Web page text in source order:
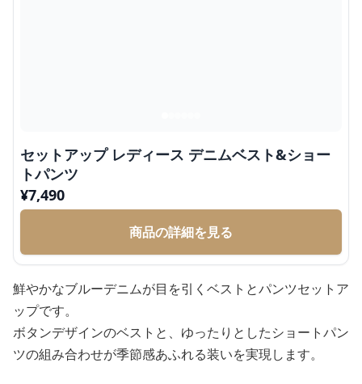
セットアップ レディース デニムベスト&ショー
トパンツ
¥7,490
商品の詳細を見る
鮮やかなブルーデニムが目を引くベストとパンツセットア
ップです。
ボタンデザインのベストと、ゆったりとしたショートパン
ツの組み合わせが季節感あふれる装いを実現します。